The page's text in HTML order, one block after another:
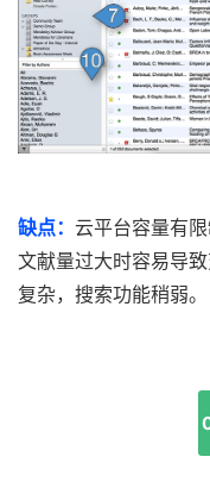
缺点： 云平台容量有
文献量过大时容易导
复杂，搜索功能稍弱。